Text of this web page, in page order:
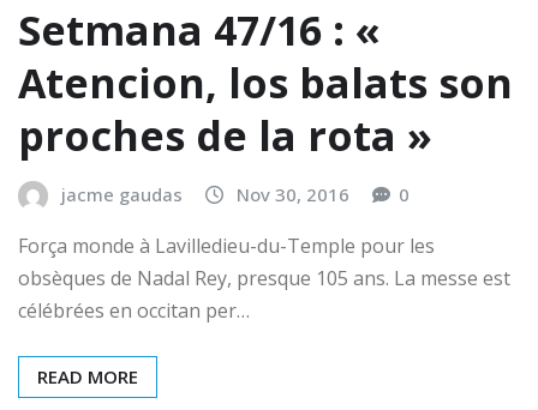
Setmana 47/16 : «
Atencion, los balats son
proches de la rota »
jacme gaudas Nov 30, 2016 0
Força monde à Lavilledieu-du-Temple pour les
obsèques de Nadal Rey, presque 105 ans. La messe est
célébrées en occitan per…
READ MORE